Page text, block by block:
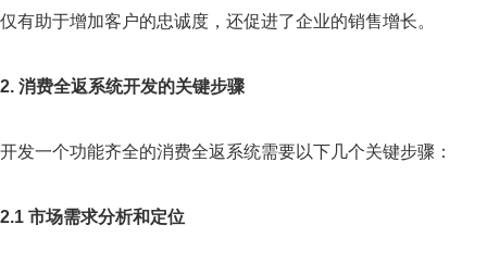
仅有助于增加客户的忠诚度，还促进了企业的销售增长。
2. 消费全返系统开发的关键步骤
开发一个功能齐全的消费全返系统需要以下几个关键步骤：
2.1 市场需求分析和定位